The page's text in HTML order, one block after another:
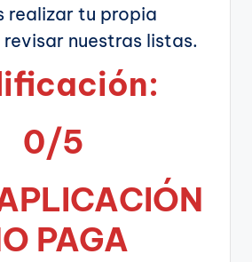
realizar tu propia
nuestras listas.
0/5
CIÓN
PAGA